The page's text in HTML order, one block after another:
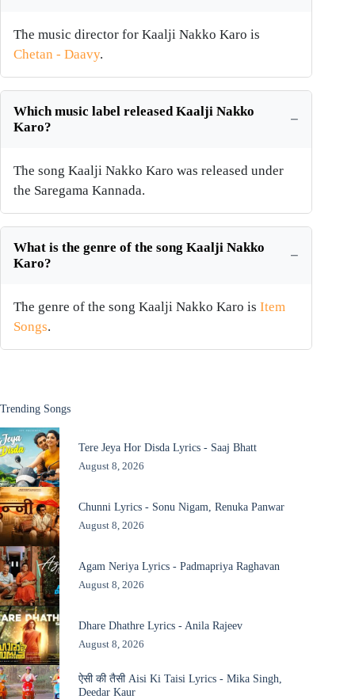
The music director for Kaalji Nakko Karo is
Chetan - Daavy.
Which music label released Kaalji Nakko
Karo?
The song Kaalji Nakko Karo was released under
the Saregama Kannada.
What is the genre of the song Kaalji Nakko
Karo?
The genre of the song Kaalji Nakko Karo is Item
Songs.
Trending Songs
Tere Jeya Hor Disda Lyrics - Saaj Bhatt
August 8, 2026
Chunni Lyrics - Sonu Nigam, Renuka Panwar
August 8, 2026
Agam Neriya Lyrics - Padmapriya Raghavan
August 8, 2026
Dhare Dhathre Lyrics - Anila Rajeev
August 8, 2026
ऐसी की तैसी Aisi Ki Taisi Lyrics - Mika Singh,
Deedar Kaur